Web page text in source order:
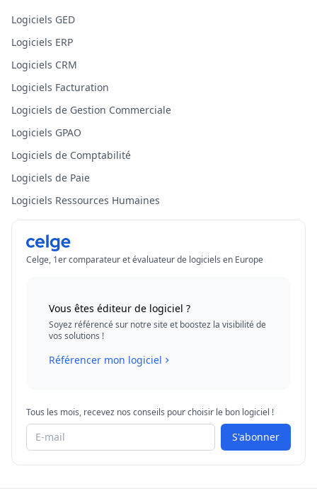
Logiciels GED
Logiciels ERP
Logiciels CRM
Logiciels Facturation
Logiciels de Gestion Commerciale
Logiciels GPAO
Logiciels de Comptabilité
Logiciels de Paie
Logiciels Ressources Humaines
Celge, 1er comparateur et évaluateur de logiciels en Europe
Vous êtes éditeur de logiciel ?
Soyez référencé sur notre site et boostez la visibilité de
vos solutions !
Référencer mon logiciel
Tous les mois, recevez nos conseils pour choisir le bon logiciel !
S'abonner